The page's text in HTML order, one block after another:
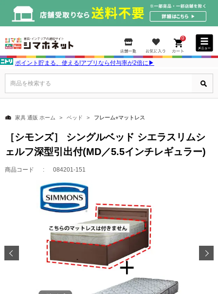
0
ポイント貯まる、使える!アプリなら付与率が2倍に▶
商品を検索する
家具 通販 ホーム ベッド フレーム+マットレス
［シモンズ］ シングルベッド シエラスリムシ
ェルフ深型引出付(MD／5.5インチレギュラー)
商品コード 084201-151